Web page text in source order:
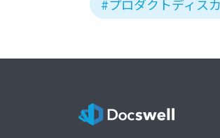
#プロダクトディス